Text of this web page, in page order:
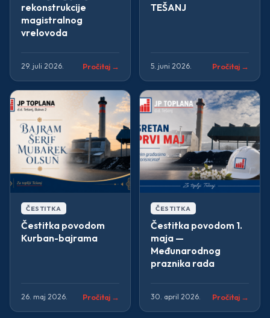
rekonstrukcije
magistralnog
vrelovoda
29. juli 2026. Pročitaj →
TEŠANJ
5. juni 2026. Pročitaj →
ČESTITKA
Čestitka povodom
Kurban-bajrama
26. maj 2026. Pročitaj →
ČESTITKA
Čestitka povodom 1.
maja —
Međunarodnog
praznika rada
30. april 2026. Pročitaj →